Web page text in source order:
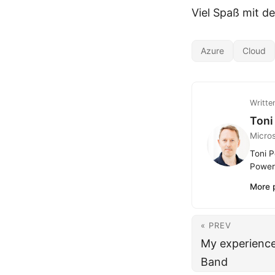
Viel Spaß mit
Azure Cloud
Toni
Toni
More
« PREV
My
Band